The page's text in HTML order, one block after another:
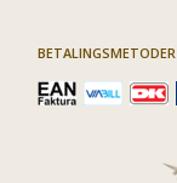
BETALINGSMETODER